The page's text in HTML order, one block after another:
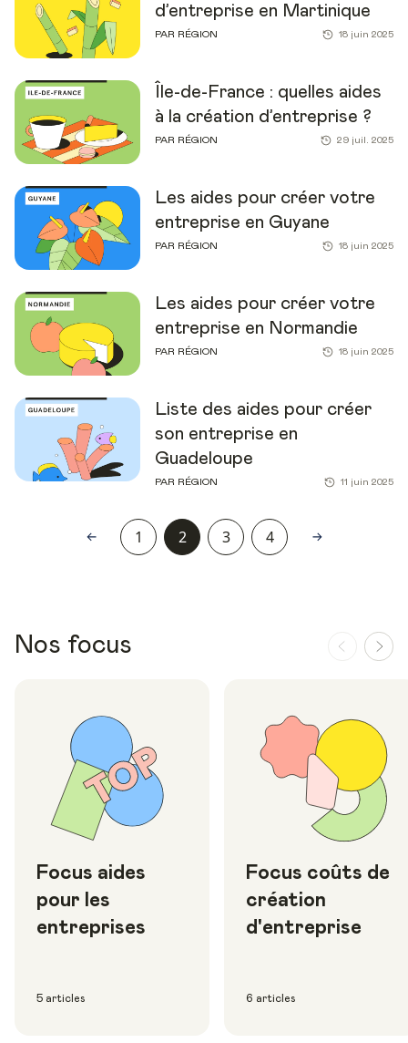
d’entreprise en Martinique
PAR RÉGION 18 juin 2025
Île-de-France : quelles aides
à la création d’entreprise ?
PAR RÉGION 29 juil. 2025
Les aides pour créer votre
entreprise en Guyane
PAR RÉGION 18 juin 2025
Les aides pour créer votre
entreprise en Normandie
PAR RÉGION 18 juin 2025
Liste des aides pour créer
son entreprise en
Guadeloupe
PAR RÉGION 11 juin 2025
1 2 3 4
Nos focus
Focus aides
pour les
entreprises
5 articles
Focus coûts de
création
d'entreprise
6 articles